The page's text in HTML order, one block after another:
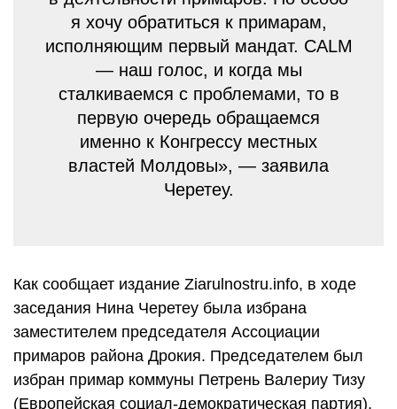
я хочу обратиться к примарам,
исполняющим первый мандат. CALM
— наш голос, и когда мы
сталкиваемся с проблемами, то в
первую очередь обращаемся
именно к Конгрессу местных
властей Молдовы», — заявила
Черетеу.
Как сообщает издание Ziarulnostru.info, в ходе
заседания Нина Черетеу была избрана
заместителем председателя Ассоциации
примаров района Дрокия. Председателем был
избран примар коммуны Петрень Валериу Тизу
(Европейская социал-демократическая партия),